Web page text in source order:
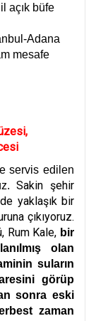
açık büfe
Adana
mesafe
servis edilen
Sakin şehir
yaklaşık bir
çıkıyoruz.
Rum Kale, bir
olan
suların
görüp
sonra eski
zaman